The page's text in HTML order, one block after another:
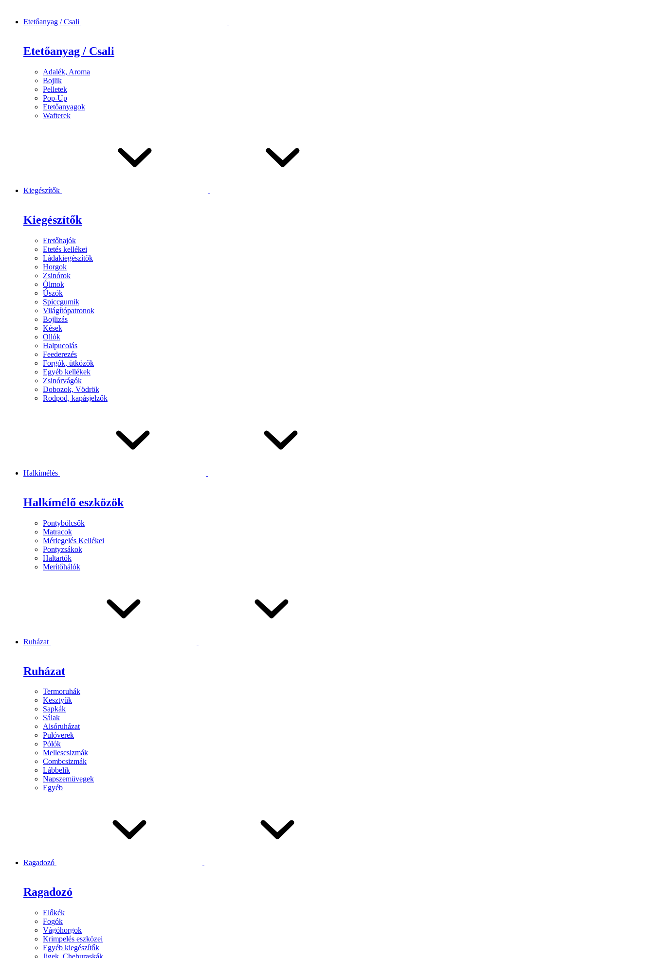
Etetőanyag / Csali
Etetőanyag / Csali
Adalék, Aroma
Bojlik
Pelletek
Pop-Up
Etetőanyagok
Wafterek
Kiegészítők
Kiegészítők
Etetőhajók
Etetés kellékei
Ládakiegészítők
Horgok
Zsinórok
Ólmok
Úszók
Spiccgumik
Világítópatronok
Bojlizás
Kések
Ollók
Halpucolás
Feederezés
Forgók, ütközők
Egyéb kellékek
Zsinórvágók
Dobozok, Vödrök
Rodpod, kapásjelzők
Halkímélés
Halkímélő eszközök
Pontybölcsők
Matracok
Mérlegelés Kellékei
Pontyzsákok
Haltartók
Merítőhálók
Ruházat
Ruházat
Termoruhák
Kesztyűk
Sapkák
Sálak
Alsóruházat
Pulóverek
Pólók
Mellescsizmák
Combcsizmák
Lábbelik
Napszemüvegek
Egyéb
Ragadozó
Ragadozó
Előkék
Fogók
Vágóhorgok
Krimpelés eszközei
Egyéb kiegészítők